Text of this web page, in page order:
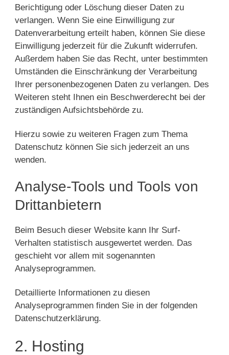
Berichtigung oder Löschung dieser Daten zu
verlangen. Wenn Sie eine Einwilligung zur
Datenverarbeitung erteilt haben, können Sie diese
Einwilligung jederzeit für die Zukunft widerrufen.
Außerdem haben Sie das Recht, unter bestimmten
Umständen die Einschränkung der Verarbeitung
Ihrer personenbezogenen Daten zu verlangen. Des
Weiteren steht Ihnen ein Beschwerderecht bei der
zuständigen Aufsichtsbehörde zu.
Hierzu sowie zu weiteren Fragen zum Thema
Datenschutz können Sie sich jederzeit an uns
wenden.
Analyse-Tools und Tools von
Dritt­anbietern
Beim Besuch dieser Website kann Ihr Surf-
Verhalten statistisch ausgewertet werden. Das
geschieht vor allem mit sogenannten
Analyseprogrammen.
Detaillierte Informationen zu diesen
Analyseprogrammen finden Sie in der folgenden
Datenschutzerklärung.
2. Hosting